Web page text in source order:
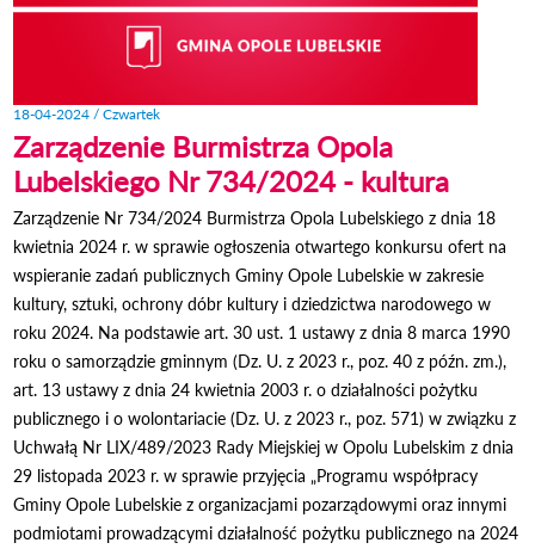
18-04-2024 / Czwartek
Zarządzenie Burmistrza Opola
Lubelskiego Nr 734/2024 - kultura
Zarządzenie Nr 734/2024 Burmistrza Opola Lubelskiego z dnia 18
kwietnia 2024 r. w sprawie ogłoszenia otwartego konkursu ofert na
wspieranie zadań publicznych Gminy Opole Lubelskie w zakresie
kultury, sztuki, ochrony dóbr kultury i dziedzictwa narodowego w
roku 2024. Na podstawie art. 30 ust. 1 ustawy z dnia 8 marca 1990
roku o samorządzie gminnym (Dz. U. z 2023 r., poz. 40 z późn. zm.),
art. 13 ustawy z dnia 24 kwietnia 2003 r. o działalności pożytku
publicznego i o wolontariacie (Dz. U. z 2023 r., poz. 571) w związku z
Uchwałą Nr LIX/489/2023 Rady Miejskiej w Opolu Lubelskim z dnia
29 listopada 2023 r. w sprawie przyjęcia „Programu współpracy
Gminy Opole Lubelskie z organizacjami pozarządowymi oraz innymi
podmiotami prowadzącymi działalność pożytku publicznego na 2024